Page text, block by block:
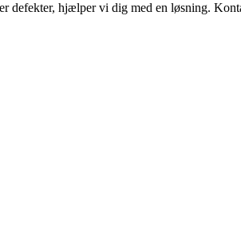
defekter, hjælper vi dig med en løsning.